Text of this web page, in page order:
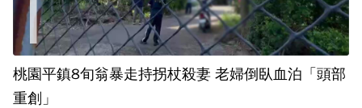
桃園平鎮8旬翁暴走持拐杖殺妻 老婦倒臥血泊「頭部
重創」